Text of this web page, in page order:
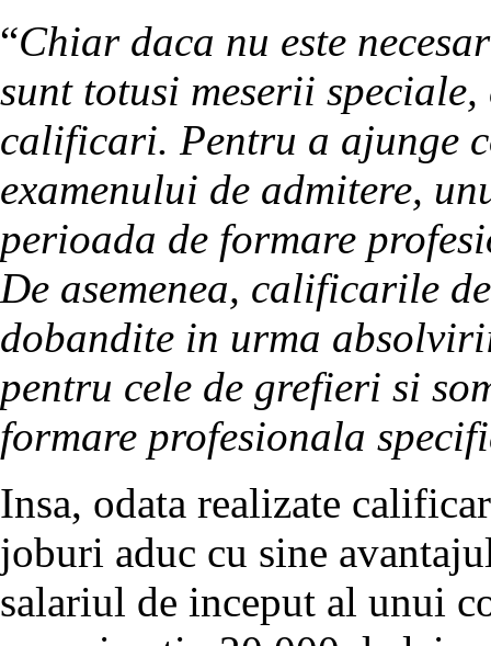
“Chiar daca nu este
sunt totusi meserii
calificari. Pentru a ajunge
examenului de admitere,
perioada de formare
De asemenea, calificarile
dobandite in urma
pentru cele de grefieri si
formare profesionala
Insa, odata realizate
joburi aduc cu sine
salariul de inceput al unui